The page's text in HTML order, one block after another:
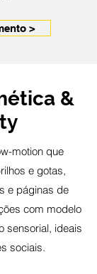
>
&
motion que
e gotas,
e páginas de
com modelo
sensorial, ideais
sociais.